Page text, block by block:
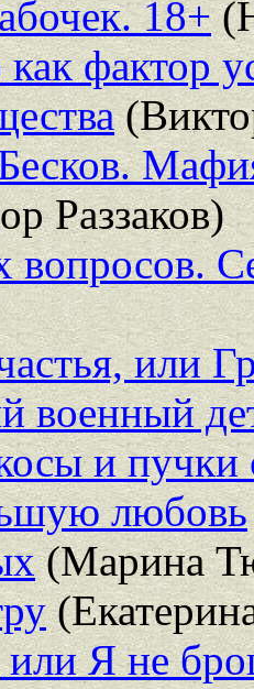
18+
фактор
Раззаков)
или
военный
и пучки
любовь
(Марина
Я не